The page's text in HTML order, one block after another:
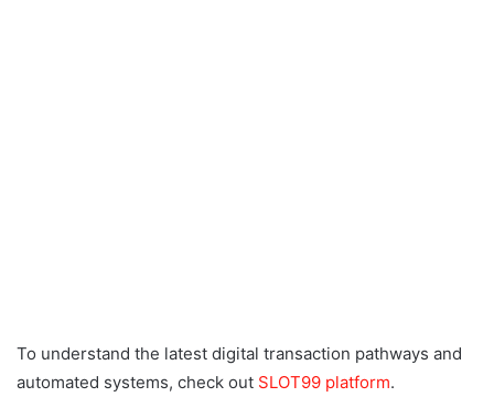
To understand the latest digital transaction pathways and
automated systems, check out SLOT99 platform.